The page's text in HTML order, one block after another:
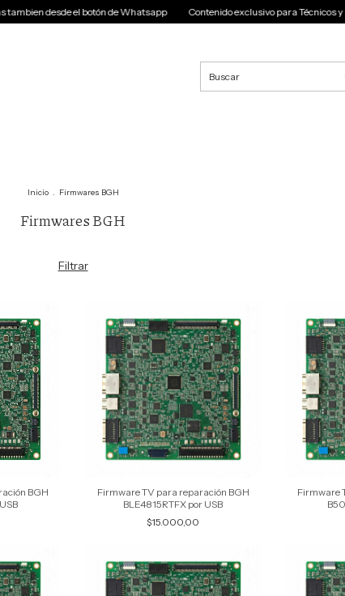
desde el botón de Whatsapp Contenido exclusivo para Técnicos y
Inicio . Firmwares BGH
Firmwares BGH
Filtrar
BGH
Firmware TV para reparación BGH
BLE4815RTFX por USB
$15.000,00
Firmware